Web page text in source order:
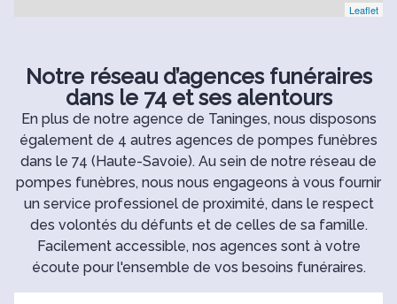
Leaflet
Notre réseau d’agences funéraires
dans le 74 et ses alentours
En plus de notre agence de Taninges, nous disposons
également de 4 autres agences de pompes funèbres
dans le 74 (Haute-Savoie). Au sein de notre réseau de
pompes funèbres, nous nous engageons à vous fournir
un service professionel de proximité, dans le respect
des volontés du défunts et de celles de sa famille.
Facilement accessible, nos agences sont à votre
écoute pour l'ensemble de vos besoins funéraires.